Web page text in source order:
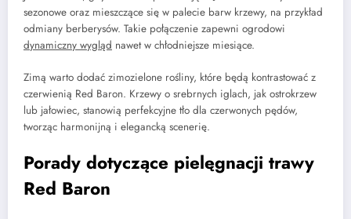
sezonowe oraz mieszczące się w palecie barw krzewy, na przykład
odmiany berberysów. Takie połączenie zapewni ogrodowi
dynamiczny wygląd nawet w chłodniejsze miesiące.
Zimą warto dodać zimozielone rośliny, które będą kontrastować z
czerwienią Red Baron. Krzewy o srebrnych iglach, jak ostrokrzew
lub jałowiec, stanowią perfekcyjne tło dla czerwonych pędów,
tworząc harmonijną i elegancką scenerię.
Porady dotyczące pielęgnacji trawy
Red Baron